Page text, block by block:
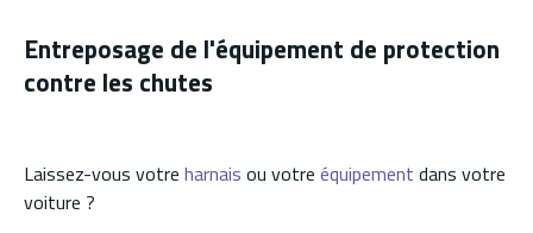
Entreposage de l'équipement de protection
contre les chutes
Laissez-vous votre harnais ou votre équipement dans votre
voiture ?